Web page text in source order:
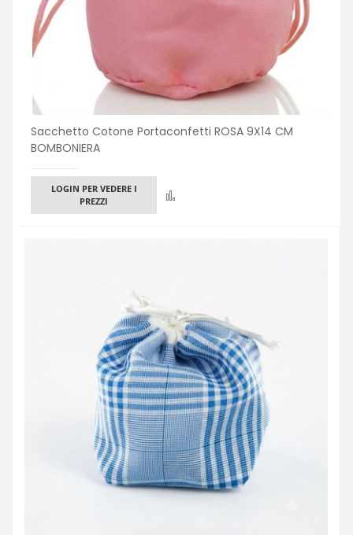
Sacchetto Cotone Portaconfetti ROSA 9X14 CM
BOMBONIERA
LOGIN PER VEDERE I
PREZZI